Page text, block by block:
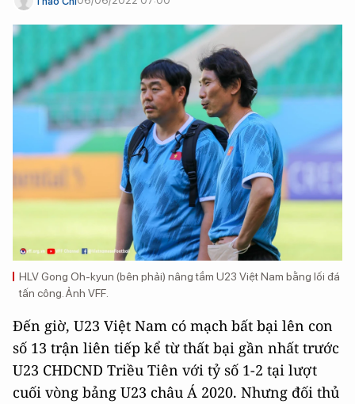
HLV Gong Oh-kyun (bên phải) nâng tầm U23 Việt Nam bằng lối đá
tấn công. Ảnh VFF.
Đến giờ, U23 Việt Nam có mạch bất bại lên con
số 13 trận liên tiếp kể từ thất bại gần nhất trước
U23 CHDCND Triều Tiên với tỷ số 1-2 tại lượt
cuối vòng bảng U23 châu Á 2020. Nhưng đối thủ